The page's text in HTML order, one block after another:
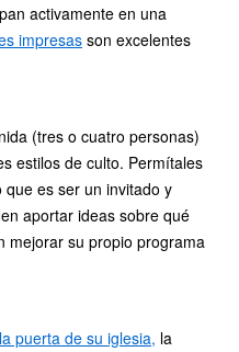
activamente en una
impresas son excelentes
(tres o cuatro personas)
estilos de culto. Permítales
es ser un invitado y
aportar ideas sobre qué
mejorar su propio programa
puerta de su iglesia, la